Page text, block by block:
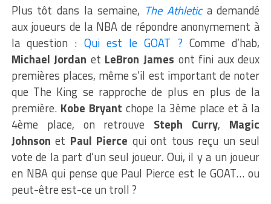
Plus tôt dans la semaine, The Athletica demandé
aux joueurs de la NBA de répondre anonymement à
la question : Qui est le GOAT ? Comme d’hab,
Michael Jordan et LeBron James ont fini aux deux
premières places, même s’il est important de noter
que The King se rapproche de plus en plus de la
première. Kobe Bryant chope la 3ème place et à la
4ème place, on retrouve Steph Curry, Magic
Johnson et Paul Pierce qui ont tous reçu un seul
vote de la part d’un seul joueur. Oui, il y a un joueur
en NBA qui pense que Paul Pierce est le GOAT… ou
peut-être est-ce un troll ?